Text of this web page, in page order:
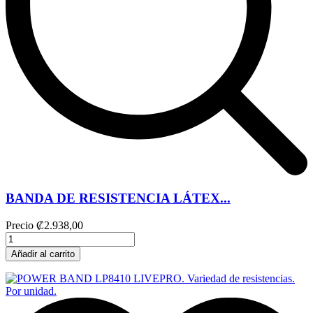
BANDA DE RESISTENCIA LÁTEX...
Precio ₡2.938,00
Añadir al carrito